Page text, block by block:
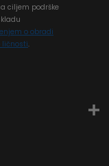
ciljem podrške
o obradi
ličnosti.